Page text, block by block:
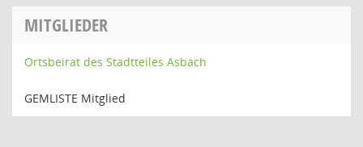
MITGLIEDER
Ortsbeirat des Stadtteiles Asbach
GEMLISTE Mitglied